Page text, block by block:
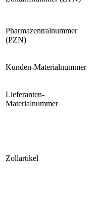
Pharmazentralnummer
(PZN)
Kunden-Materialnummer
Lieferanten-
Materialnummer
Zollartikel